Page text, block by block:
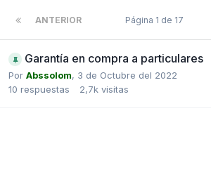
ANTERIOR Página 1 de 17
Garantía en compra a particulares
Por Abssolom, 3 de Octubre del 2022
10 respuestas 2,7k visitas